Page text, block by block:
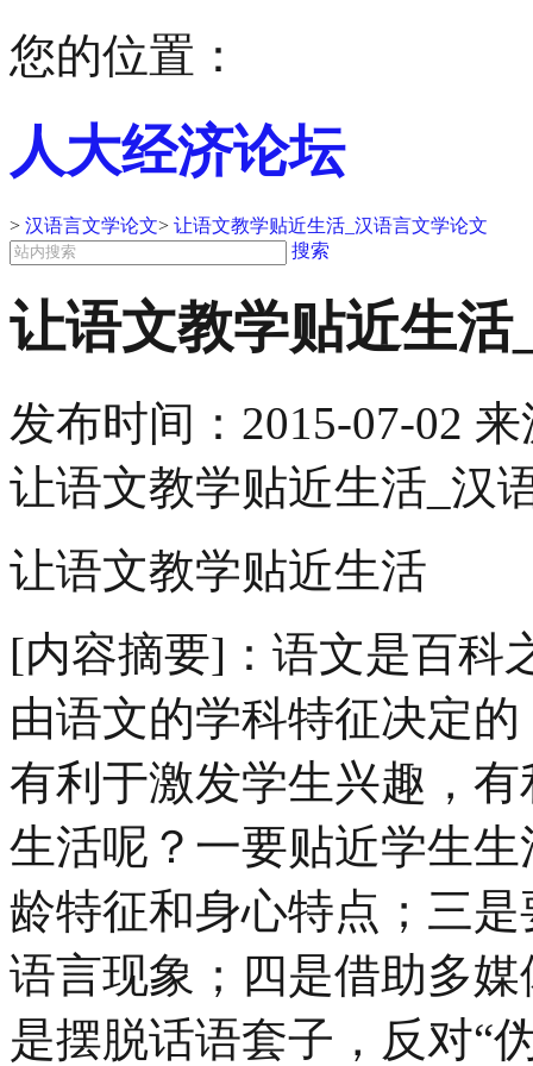
您的位置：
人大经济论坛
> 汉语言文学论文> 让语文教学贴近生活_汉语言文学论文
搜索
让语文教学贴近生
发布时间： 2015-07-02 来
让语文教学贴近生活_汉
让语文教学贴近生活
[内容摘要]：语文是百科
由语文的学科特征决定
有利于激发学生兴趣，
生活呢？一要贴近学生
龄特征和身心特点；三
语言现象；四是借助多
是摆脱话语套子，反对“